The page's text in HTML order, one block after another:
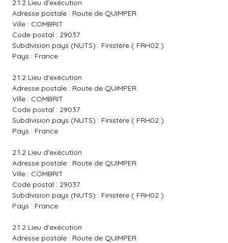
2.1.2 Lieu d'exécution
Adresse postale : Route de QUIMPER
Ville : COMBRIT
Code postal : 29037
Subdivision pays (NUTS) : Finistère ( FRH02 )
Pays : France
2.1.2 Lieu d'exécution
Adresse postale : Route de QUIMPER
Ville : COMBRIT
Code postal : 29037
Subdivision pays (NUTS) : Finistère ( FRH02 )
Pays : France
2.1.2 Lieu d'exécution
Adresse postale : Route de QUIMPER
Ville : COMBRIT
Code postal : 29037
Subdivision pays (NUTS) : Finistère ( FRH02 )
Pays : France
2.1.2 Lieu d'exécution
Adresse postale : Route de QUIMPER